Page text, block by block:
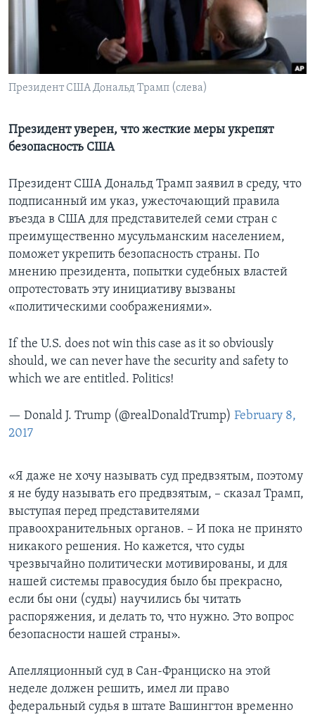
Learning English
Языки
Президент США Дональд Трамп (слева)
Президент уверен, что жесткие меры укрепят
безопасность США
Президент США Дональд Трамп заявил в среду, что
подписанный им указ, ужесточающий правила
въезда в США для представителей семи стран с
преимущественно мусульманским населением,
поможет укрепить безопасность страны. По
мнению президента, попытки судебных властей
опротестовать эту инициативу вызваны
«политическими соображениями».
If the U.S. does not win this case as it so obviously
should, we can never have the security and safety to
which we are entitled. Politics!
— Donald J. Trump (@realDonaldTrump) February 8,
2017
«Я даже не хочу называть суд предвзятым, поэтому
я не буду называть его предвзятым, – сказал Трамп,
выступая перед представителями
правоохранительных органов. – И пока не принято
никакого решения. Но кажется, что суды
чрезвычайно политически мотивированы, и для
нашей системы правосудия было бы прекрасно,
если бы они (суды) научились бы читать
распоряжения, и делать то, что нужно. Это вопрос
безопасности нашей страны».
Апелляционный суд в Сан-Франциско на этой
неделе должен решить, имел ли право
федеральный судья в штате Вашингтон временно